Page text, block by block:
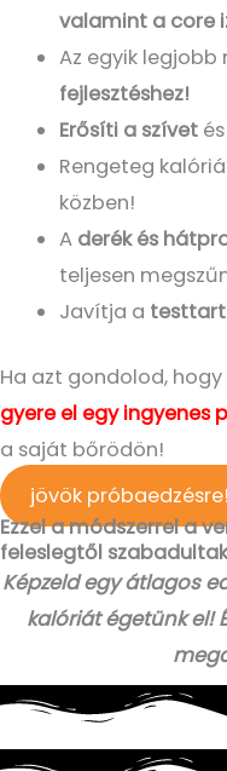
valamint a core
Az egyik legjobb
fejlesztéshez!
Erősíti a szívet
Rengeteg
közben!
A derék és
teljesen
Javítja a
Ha azt gondolod, hogy
gyere el egy ingyenes
a saját bőrödön!
jövök próbaedzésre!
Ezzel a módszerrel a
feleslegtől
Képzeld egy átlagos
kalóriát égetünk el!